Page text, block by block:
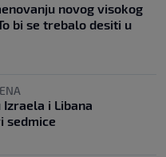
novog visokog
bi se trebalo desiti u
i Libana
sedmice